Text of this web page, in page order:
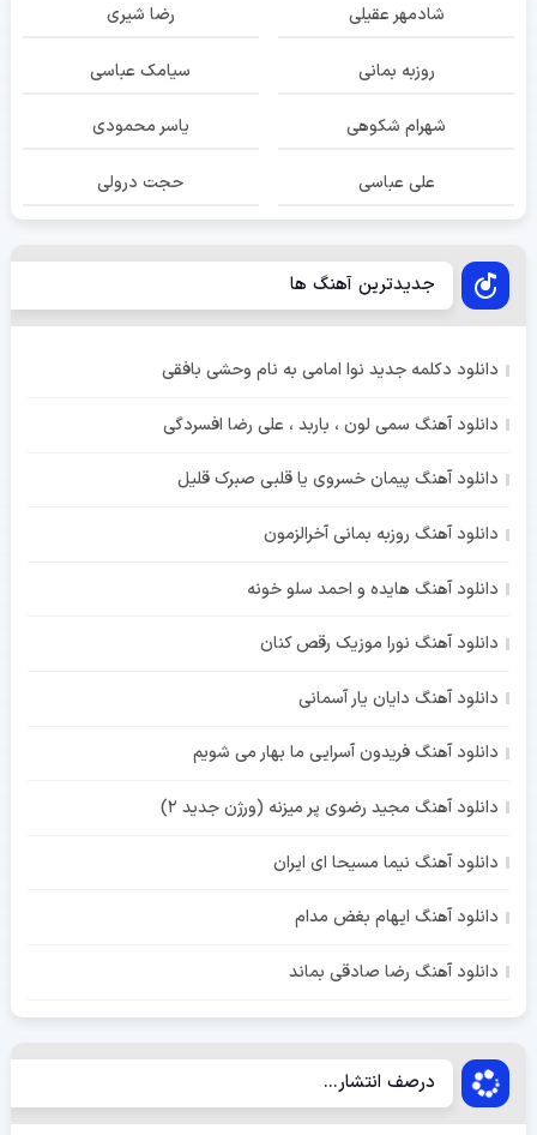
شادمهر عقیلی رضا شیری
روزبه بمانی سیامک عباسی
شهرام شکوهی یاسر محمودی
علی عباسی حجت درولی
جدیدترین آهنگ ها
دانلود دکلمه جدید نوا امامی به نام وحشی بافقی
دانلود آهنگ سمی لون ، باربد ، علی رضا افسردگی
دانلود آهنگ پیمان خسروی یا قلبی صبرک قلیل
دانلود آهنگ روزبه بمانی آخرالزمون
دانلود آهنگ هایده و احمد سلو خونه
دانلود آهنگ نورا موزیک رقص کنان
دانلود آهنگ دایان یار آسمانی
دانلود آهنگ فریدون آسرایی ما بهار می شویم
دانلود آهنگ مجید رضوی پر میزنه (ورژن جدید 2)
دانلود آهنگ نیما مسیحا ای ایران
دانلود آهنگ ایهام بغض مدام
دانلود آهنگ رضا صادقی بماند
درصف انتشار...